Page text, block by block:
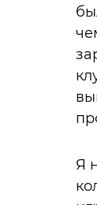
Я